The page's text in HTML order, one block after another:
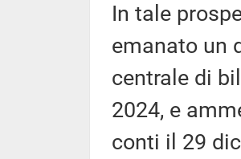
In tale
emanato un
centrale di
2024, e
conti il 29